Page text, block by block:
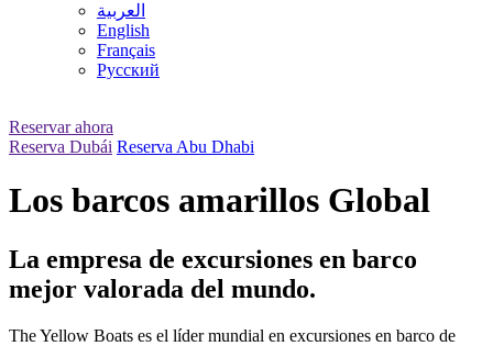
العربية
English
Français
Русский
Reservar ahora
Reserva Dubái Reserva Abu Dhabi
Los barcos amarillos Global
La empresa de excursiones en barco
mejor valorada del mundo.
The Yellow Boats es el líder mundial en excursiones en barco de